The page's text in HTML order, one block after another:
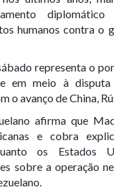
humanos contra o
representa o
em meio à
o avanço de China,
afirma que
e cobra
os Estados
sobre a operação